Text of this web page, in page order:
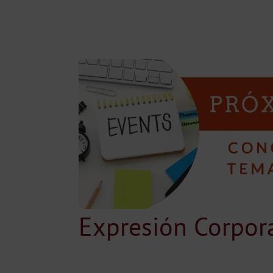
Expresión